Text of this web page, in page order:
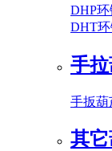
DHP
DHT
手
手扳葫
其